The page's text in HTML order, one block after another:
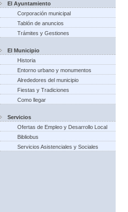
El Ayuntamiento
Corporación municipal
Tablón de anuncios
Trámites y Gestiones
El Municipio
Historia
Entorno urbano y monumentos
Alrededores del municipio
Fiestas y Tradiciones
Como llegar
Servicios
Ofertas de Empleo y Desarrollo Local
Bibliobus
Servicios Asistenciales y Sociales